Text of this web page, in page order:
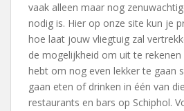
vaak alleen maar nog
nodig is. Hier op onze site kun je
hoe laat jouw vliegtuig zal
de mogelijkheid om uit te
hebt om nog even lekker te gaan
gaan eten of drinken in één van
restaurants en bars op Schiphol.